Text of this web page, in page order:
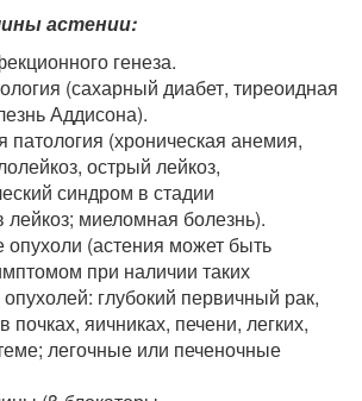
астении:
генеза.
(сахарный диабет, тиреоидная
Аддисона).
патология (хроническая анемия,
острый лейкоз,
синдром в стадии
миеломная болезнь).
опухоли (астения может быть
при наличии таких
глубокий первичный рак,
почках, яичниках, печени, легких,
легочные или печеночные